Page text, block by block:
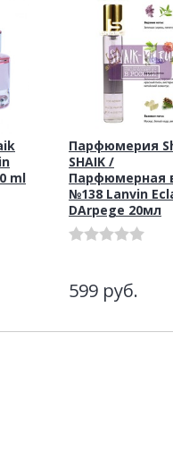
ml
Парфюмерия
SHAIK /
Парфюмерная
№138 Lanvin
DArpege 20мл
599 руб.